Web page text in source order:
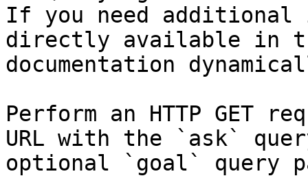
If you need
directly available in
documentation
Perform an HTTP GET
URL with the `ask`
optional `goal` query